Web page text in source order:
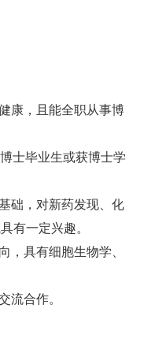
康，且能全职从事博
士毕业生或获博士学
础，对新药发现、化
有一定兴趣。
，具有细胞生物学、
流合作。